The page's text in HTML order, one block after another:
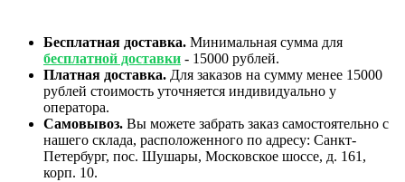
Бесплатная доставка. Минимальная сумма для
бесплатной доставки - 15000 рублей.
Платная доставка. Для заказов на сумму менее 15000
рублей стоимость уточняется индивидуально у
оператора.
Самовывоз. Вы можете забрать заказ самостоятельно с
нашего склада, расположенного по адресу: Санкт-
Петербург, пос. Шушары, Московское шоссе, д. 161,
корп. 10.